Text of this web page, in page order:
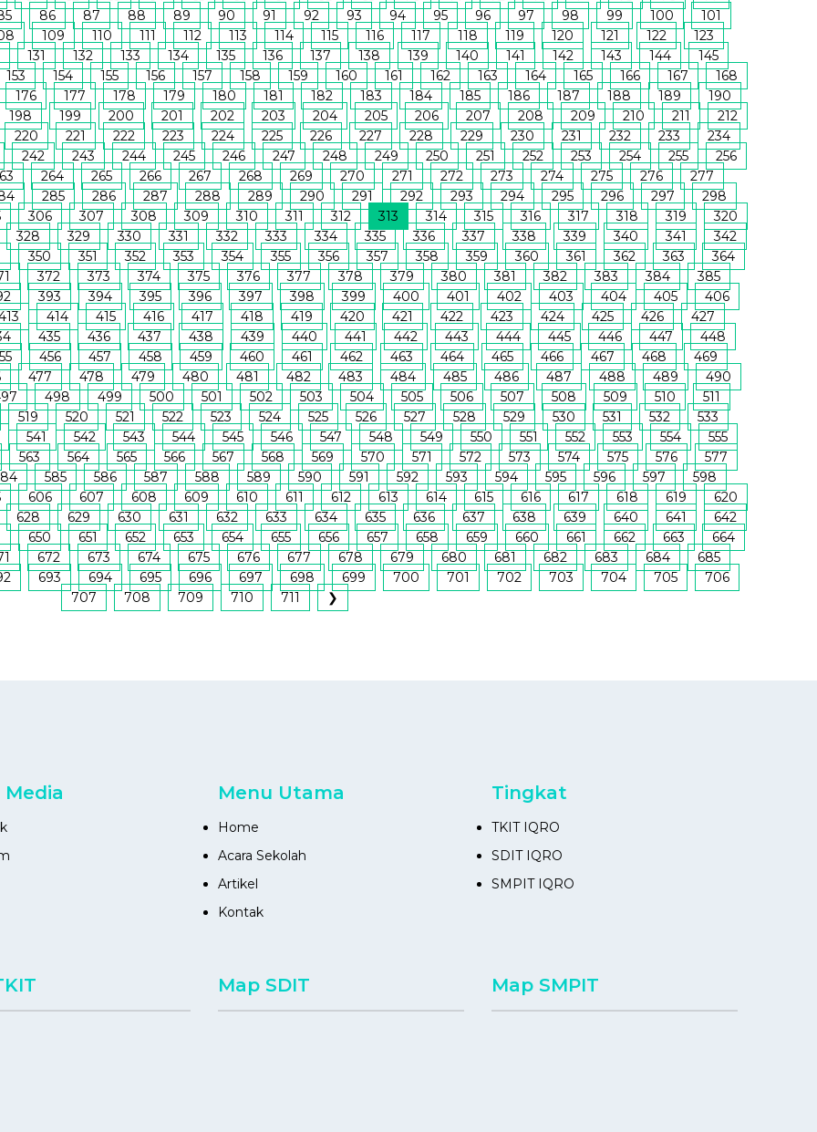
86 87 88 89 90 91 92 93 94 95 96 97 98 99 100
101
109 110 111 112 113 114 115 116 117 118 119 120 121 122
123
131
132 133 134 135 136 137 138 139 140 141 142 143 144
145
153
154 155 156 157 158 159 160 161 162 163 164 165 166 167
168
176
177 178 179 180 181 182 183 184 185 186 187 188 189
190
198
199 200 201 202 203 204 205 206 207 208 209 210 211
212
220
221 222 223 224 225 226 227 228 229 230 231 232 233
234
242
243 244 245 246 247 248 249 250 251 252 253 254 255
256
264 265 266 267 268 269 270 271 272 273 274 275 276
277
285 286 287 288 289 290 291 292 293 294 295 296 297
298
306 307 308 309 310 311 312 313 314 315 316 317 318 319
320
328
329 330 331 332 333 334 335 336 337 338 339 340 341
342
350 351 352 353 354 355 356 357 358 359 360 361 362 363
364
372 373 374 375 376 377 378 379 380 381 382 383 384
385
393 394 395 396 397 398 399 400 401 402 403 404 405
406
414 415 416 417 418 419 420 421 422 423 424 425 426
427
435 436 437 438 439 440 441 442 443 444 445 446 447
448
456 457 458 459 460 461 462 463 464 465 466 467 468
469
477 478 479 480 481 482 483 484 485 486 487 488 489
490
498 499 500 501 502 503 504 505 506 507 508 509 510
511
519
520 521 522 523 524 525 526 527 528 529 530 531 532
533
541
542 543 544 545 546 547 548 549 550 551 552 553 554
555
563
564 565 566 567 568 569 570 571 572 573 574 575 576
577
585 586 587 588 589 590 591 592 593 594 595 596 597
598
606 607 608 609 610 611 612 613 614 615 616 617 618 619
620
628
629 630 631 632 633 634 635 636 637 638 639 640 641
642
650 651 652 653 654 655 656 657 658 659 660 661 662 663
664
672 673 674 675 676 677 678 679 680 681 682 683 684
685
693 694 695 696 697 698 699 700 701 702 703 704 705
706
707
708 709 710 711 ❯
Media Menu Utama
Home
Acara Sekolah
Artikel
Kontak
Tingkat
TKIT IQRO
SDIT IQRO
SMPIT IQRO
Map SDIT Map SMPIT